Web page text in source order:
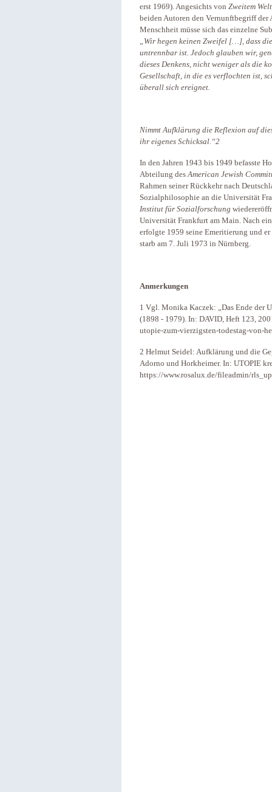
erst 1969). Angesichts von Zweitem
beiden Autoren den Vernunftbegriff
Menschheit müsse sich das einzelne
„Wir hegen keinen Zweifel […], dass
untrennbar ist. Jedoch glauben wir,
dieses Denkens, nicht weniger als die
Gesellschaft, in die es verflochten ist,
überall sich ereignet.
Nimmt Aufklärung die Reflexion auf
ihr eigenes Schicksal.“2
In den Jahren 1943 bis 1949 befasste
Abteilung desAmerican Jewish
Rahmen seiner Rückkehr nach
Sozialphilosophie an die Universität
Institut für Sozialforschung
Universität Frankfurt am Main. Nach
erfolgte 1959 seine Emeritierung und
starb am 7. Juli 1973 in Nürnberg.
Anmerkungen
1 Vgl. Monika Kaczek: „Das Ende der
(1898 - 1979). In: DAVID, Heft 123,
utopie-zum-vierzigsten-todestag-von-
2 Helmut Seidel: Aufklärung und die
Adorno und Horkheimer. In: UTOPIE
https://www.rosalux.de/fileadmin/